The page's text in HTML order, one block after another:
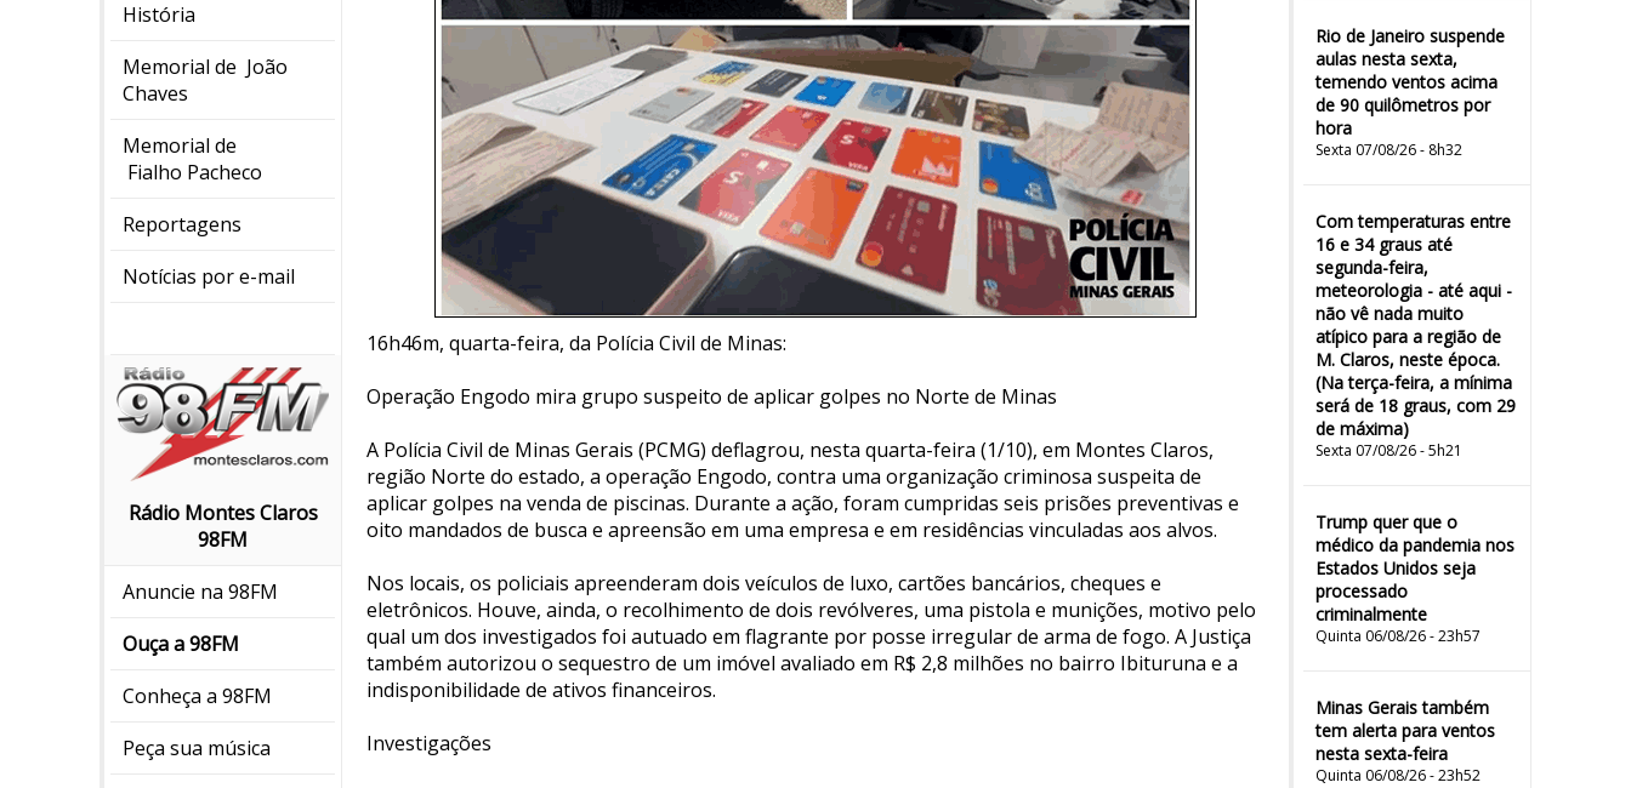
História
Memorial de João
Chaves
Memorial de
Fialho Pacheco
Reportagens
Notícias por e-mail
Rádio Montes Claros
98FM
Anuncie na 98FM
Ouça a 98FM
Conheça a 98FM
Peça sua música
Rio de Janeiro suspende
aulas nesta sexta,
temendo ventos acima
de 90 quilômetros por
hora
Sexta 07/08/26 - 8h32
Com temperaturas entre
16 e 34 graus até
segunda-feira,
meteorologia - até aqui -
não vê nada muito
atípico para a região de
M. Claros, neste época.
(Na terça-feira, a mínima
será de 18 graus, com 29
de máxima)
Sexta 07/08/26 - 5h21
Trump quer que o
médico da pandemia nos
Estados Unidos seja
processado
criminalmente
Quinta 06/08/26 - 23h57
Minas Gerais também
tem alerta para ventos
nesta sexta-feira
Quinta 06/08/26 - 23h52
16h46m, quarta-feira, da Polícia Civil de Minas:
Operação Engodo mira grupo suspeito de aplicar golpes no Norte de Minas
A Polícia Civil de Minas Gerais (PCMG) deflagrou, nesta quarta-feira (1/10), em Montes Claros,
região Norte do estado, a operação Engodo, contra uma organização criminosa suspeita de
aplicar golpes na venda de piscinas. Durante a ação, foram cumpridas seis prisões preventivas e
oito mandados de busca e apreensão em uma empresa e em residências vinculadas aos alvos.
Nos locais, os policiais apreenderam dois veículos de luxo, cartões bancários, cheques e
eletrônicos. Houve, ainda, o recolhimento de dois revólveres, uma pistola e munições, motivo pelo
qual um dos investigados foi autuado em flagrante por posse irregular de arma de fogo. A Justiça
também autorizou o sequestro de um imóvel avaliado em R$ 2,8 milhões no bairro Ibituruna e a
indisponibilidade de ativos financeiros.
Investigações